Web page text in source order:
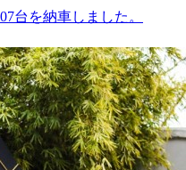
台を納車しました。